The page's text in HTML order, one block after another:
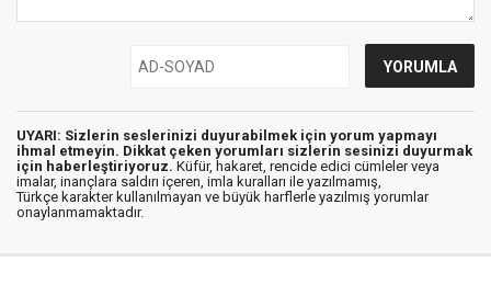
UYARI: Sizlerin seslerinizi duyurabilmek için yorum yapmayı
ihmal etmeyin. Dikkat çeken yorumları sizlerin sesinizi duyurmak
için haberleştiriyoruz. Küfür, hakaret, rencide edici cümleler veya
imalar, inançlara saldırı içeren, imla kuralları ile yazılmamış,
Türkçe karakter kullanılmayan ve büyük harflerle yazılmış yorumlar
onaylanmamaktadır.